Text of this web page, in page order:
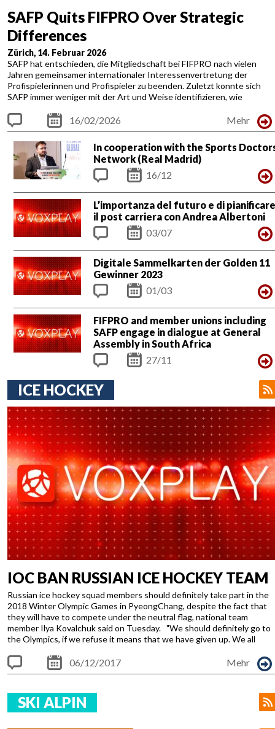
SAFP Quits FIFPRO Over Strategic
Differences
Zürich, 14. Februar 2026
SAFP hat entschieden, die Mitgliedschaft bei FIFPRO nach vielen
Jahren gemeinsamer internationaler Interessenvertretung der
Profispielerinnen und Profispieler zu beenden. Zuletzt konnte sich
SAFP immer weniger mit der Art und Weise identifizieren, wie
durchgesetzt wurden.
Künftig wird SAFP die internationalen Interessen ihrer Mitglieder in
einer neuen Struktur weiterführen.
Zurich, 14 February 2026
SAFP has decided to terminate its membership of FIFPRO after...
nts
16/02/2026 Mehr
In cooperation with the Sports
Network (Real Madrid)
Com
ments
16/12
L’importanza del futuro e di pianificare
il post carriera con Andrea Albertoni
Com
ments
03/07
Digitale Sammelkarten der Golden 11
Gewinner 2023
Com
ments
01/03
FIFPRO and member unions including
SAFP engage in dialogue at General
Assembly in South Africa
Com
ments
27/11
ICE HOCKEY
IOC BAN RUSSIAN ICE HOCKEY TEAM
Russian ice hockey squad members should definitely take part in the
2018 Winter Olympic Games in PyeongChang, despite the fact that
they will have to compete under the neutral flag, national team
member Ilya Kovalchuk said on Tuesday. "We should definitely go to
the Olympics, if we refuse it means that we have given up. We all
and we understand whom those measures target. In fact, it was clear
that the decision will be like that. But if athletes go there, it will draw
nts
06/12/2017 Mehr
SKI ALPIN